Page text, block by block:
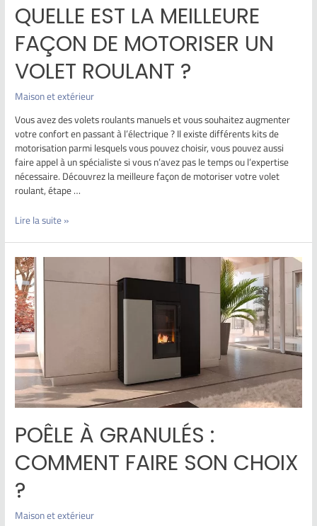
QUELLE EST LA MEILLEURE
FAÇON DE MOTORISER UN
VOLET ROULANT ?
Maison et extérieur
Vous avez des volets roulants manuels et vous souhaitez augmenter
votre confort en passant à l’électrique ? Il existe différents kits de
motorisation parmi lesquels vous pouvez choisir, vous pouvez aussi
faire appel à un spécialiste si vous n’avez pas le temps ou l’expertise
nécessaire. Découvrez la meilleure façon de motoriser votre volet
roulant, étape …
Lire la suite »
POÊLE À GRANULÉS :
COMMENT FAIRE SON CHOIX
?
Maison et extérieur